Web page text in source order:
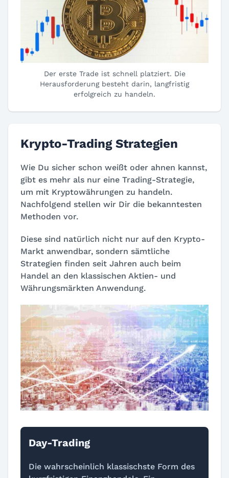
Der erste Trade ist schnell platziert. Die
Herausforderung besteht darin, langfristig
erfolgreich zu handeln.
Krypto-Trading Strategien
Wie Du sicher schon weißt oder ahnen kannst,
gibt es mehr als nur eine Trading-Strategie,
um mit Kryptowährungen zu handeln.
Nachfolgend stellen wir Dir die bekanntesten
Methoden vor.
Diese sind natürlich nicht nur auf den Krypto-
Markt anwendbar, sondern sämtliche
Strategien finden seit Jahren auch beim
Handel an den klassischen Aktien- und
Währungsmärkten Anwendung.
Day-Trading
Die wahrscheinlich klassischste Form des